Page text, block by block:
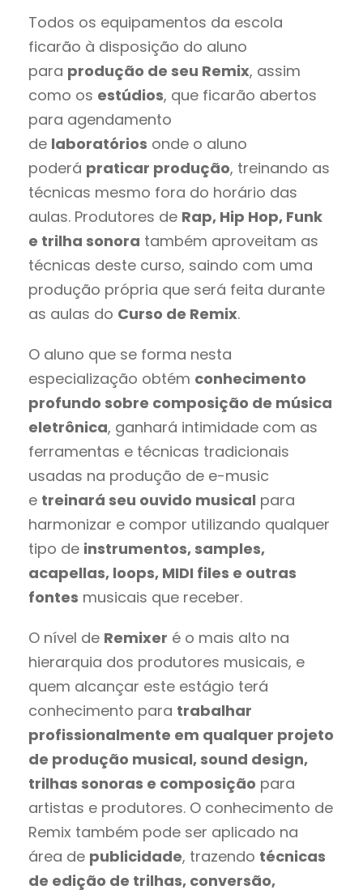
Todos os equipamentos da escola
ficarão à disposição do aluno
para produção de seu Remix, assim
como os estúdios, que ficarão abertos
para agendamento
de laboratórios onde o aluno
poderá praticar produção, treinando as
técnicas mesmo fora do horário das
aulas. Produtores de Rap, Hip Hop, Funk
e trilha sonora também aproveitam as
técnicas deste curso, saindo com uma
produção própria que será feita durante
as aulas do Curso de Remix.
O aluno que se forma nesta
especialização obtém conhecimento
profundo sobre composição de música
eletrônica, ganhará intimidade com as
ferramentas e técnicas tradicionais
usadas na produção de e-music
e treinará seu ouvido musical para
harmonizar e compor utilizando qualquer
tipo de instrumentos, samples,
acapellas, loops, MIDI files e outras
fontes musicais que receber.
O nível de Remixer é o mais alto na
hierarquia dos produtores musicais, e
quem alcançar este estágio terá
conhecimento para trabalhar
profissionalmente em qualquer projeto
de produção musical, sound design,
trilhas sonoras e composição para
artistas e produtores. O conhecimento de
Remix também pode ser aplicado na
área de publicidade, trazendo técnicas
de edição de trilhas, conversão,